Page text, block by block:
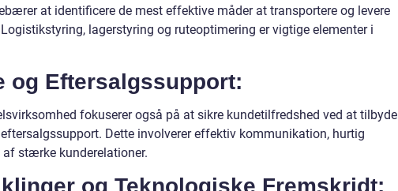
at identificere de mest effektive måder at transportere og levere
lagerstyring og ruteoptimering er vigtige elementer i
og Eftersalgssupport:
fokuserer også på at sikre kundetilfredshed ved at tilbyde
Dette involverer effektiv kommunikation, hurtig
stærke kunderelationer.
og Teknologiske Fremskridt: